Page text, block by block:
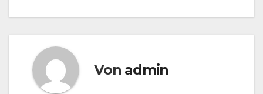
Von admin